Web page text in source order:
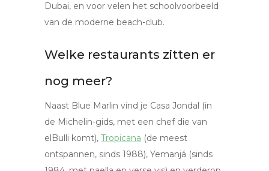
Dubai, en voor velen het schoolvoorbeeld
van de moderne beach-club.
Welke restaurants zitten er
nog meer?
Naast Blue Marlin vind je Casa Jondal (in
de Michelin-gids, met een chef die van
elBulli komt), Tropicana (de meest
ontspannen, sinds 1988), Yemanjá (sinds